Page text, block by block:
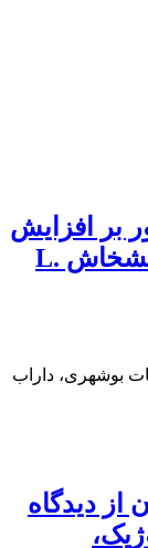
بر افزایش
تولید برخی آلکالوئیدها در گیاه خشخاش L.
بوشهری، داراب
از دیدگاه